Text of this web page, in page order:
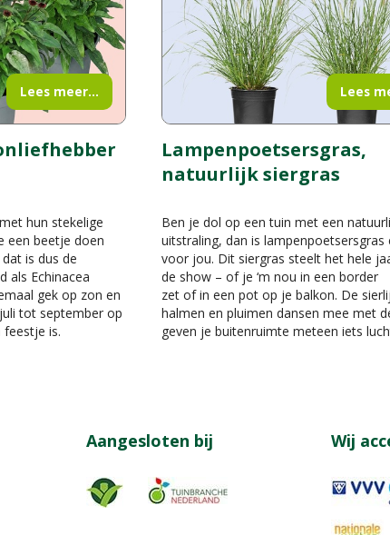
hun stekelige
een beetje doen
is dus de
als Echinacea
gek op zon en
tot september op
feestje is.
Lees meer...
Lampenpoetsersgras,
natuurlijk siergras
Ben je dol op een tuin met een
uitstraling, dan is lampenpoetsersgras
voor jou. Dit siergras steelt het hele
de show – of je ‘m nou in een border
zet of in een pot op je balkon. De
halmen en pluimen dansen mee met
geven je buitenruimte meteen iets
Lees
Aangesloten bij Wij